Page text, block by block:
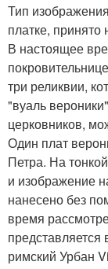
Тип
платке, принято
В настоящее
три реликвии,
"вуаль
церковников,
Один плат
Петра. На
и изображение
нанесено без
время
римский Урбан